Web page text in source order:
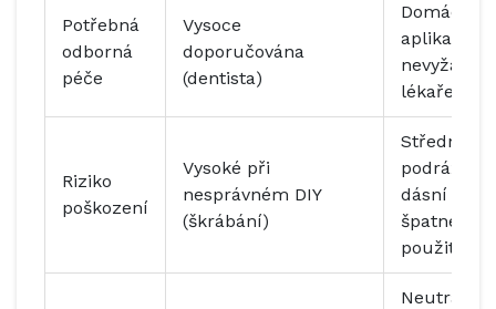
Potřebná
odborná
péče
Vysoce
doporučována
(dentista)
Domácí
aplikace,
nevyžaduje
lékaře
Riziko
poškození
Vysoké při
nesprávném DIY
(škrábání)
Střední -
dásní při
špatném
použití
Neutrální